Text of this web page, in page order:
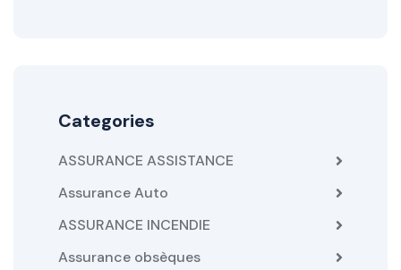
Categories
ASSURANCE ASSISTANCE
Assurance Auto
ASSURANCE INCENDIE
Assurance obsèques